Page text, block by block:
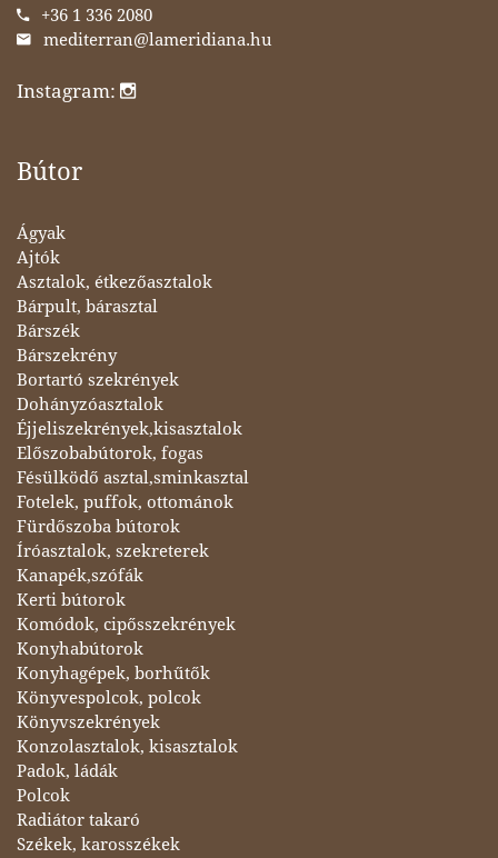
+36 1 336 2080
mediterran@lameridiana.hu
Instagram:
Bútor
Ágyak
Ajtók
Asztalok, étkezőasztalok
Bárpult, bárasztal
Bárszék
Bárszekrény
Bortartó szekrények
Dohányzóasztalok
Éjjeliszekrények,kisasztalok
Előszobabútorok, fogas
Fésülködő asztal,sminkasztal
Fotelek, puffok, ottománok
Fürdőszoba bútorok
Íróasztalok, szekreterek
Kanapék,szófák
Kerti bútorok
Komódok, cipősszekrények
Konyhabútorok
Konyhagépek, borhűtők
Könyvespolcok, polcok
Könyvszekrények
Konzolasztalok, kisasztalok
Padok, ládák
Polcok
Radiátor takaró
Székek, karosszékek